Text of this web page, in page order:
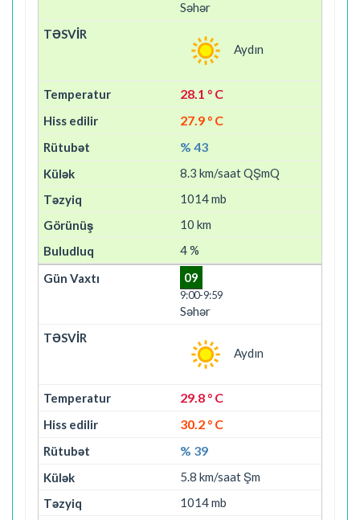
Səhər
Aydın
28.1 ° C
27.9 ° C
% 43
8.3 km/saat QŞmQ
1014 mb
10 km
4 %
09
9:00-9:59
Səhər
Aydın
29.8 ° C
30.2 ° C
% 39
5.8 km/saat Şm
1014 mb